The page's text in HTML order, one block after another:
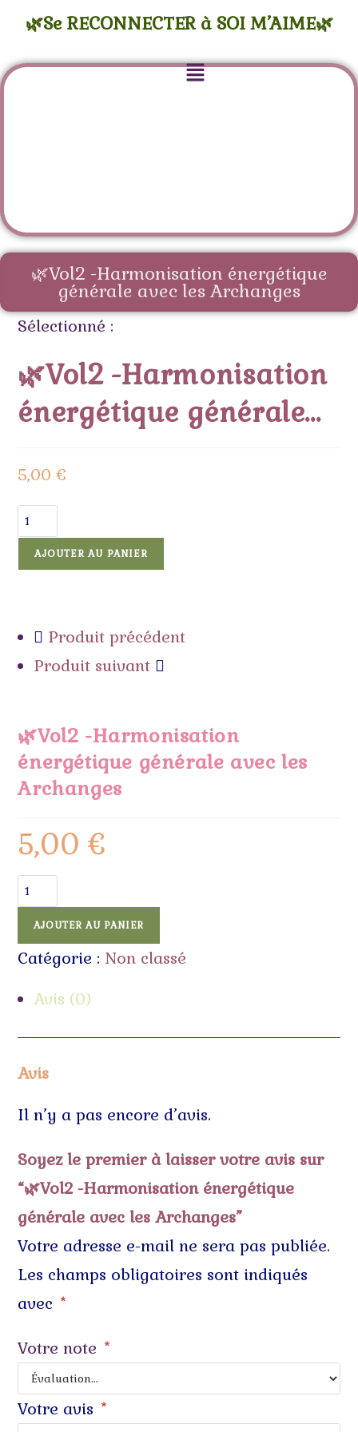
🌿Se RECONNECTER à SOI M’AIME🌿
🌿Vol2 -Harmonisation énergétique
générale avec les Archanges
Sélectionné :
🌿Vol2 -Harmonisation
énergétique générale…
5,00€
AJOUTER AU PANIER
Produit précédent
Produit suivant
🌿Vol2 -Harmonisation
énergétique générale avec les
Archanges
5,00€
AJOUTER AU PANIER
Catégorie : Non classé
Avis (0)
Avis
Il n’y a pas encore d’avis.
Soyez le premier à laisser votre avis sur
“🌿Vol2 -Harmonisation énergétique
générale avec les Archanges”
Votre adresse e-mail ne sera pas publiée.
Les champs obligatoires sont indiqués
avec
*
Votre note *
Votre avis *